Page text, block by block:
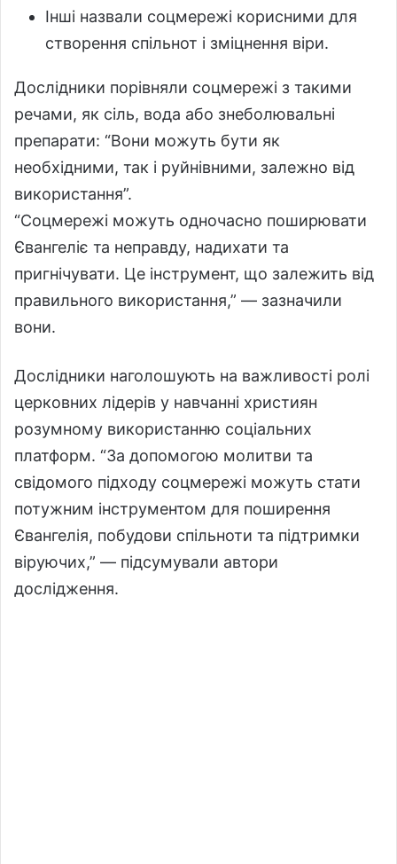
Інші назвали соцмережі корисними для
створення спільнот і зміцнення віри.
Дослідники порівняли соцмережі з такими
речами, як сіль, вода або знеболювальні
препарати: “Вони можуть бути як
необхідними, так і руйнівними, залежно від
використання”.
“Соцмережі можуть одночасно поширювати
Євангеліє та неправду, надихати та
пригнічувати. Це інструмент, що залежить від
правильного використання,” — зазначили
вони.
Дослідники наголошують на важливості ролі
церковних лідерів у навчанні християн
розумному використанню соціальних
платформ. “За допомогою молитви та
свідомого підходу соцмережі можуть стати
потужним інструментом для поширення
Євангелія, побудови спільноти та підтримки
віруючих,” — підсумували автори
дослідження.